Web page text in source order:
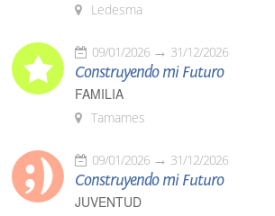
Ledesma
09/01/2026 31/12/2026
Construyendo mi Futuro
FAMILIA
Tamames
09/01/2026 31/12/2026
Construyendo mi Futuro
JUVENTUD